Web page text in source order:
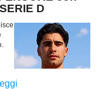
D
leggi